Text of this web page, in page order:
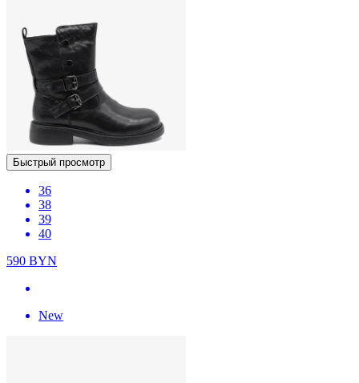
Быстрый просмотр
36
38
39
40
590 BYN
New